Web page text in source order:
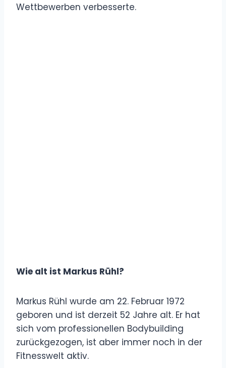
Wettbewerben verbesserte.
Wie alt ist Markus Rühl?
Markus Rühl wurde am 22. Februar 1972
geboren und ist derzeit 52 Jahre alt. Er hat
sich vom professionellen Bodybuilding
zurückgezogen, ist aber immer noch in der
Fitnesswelt aktiv.